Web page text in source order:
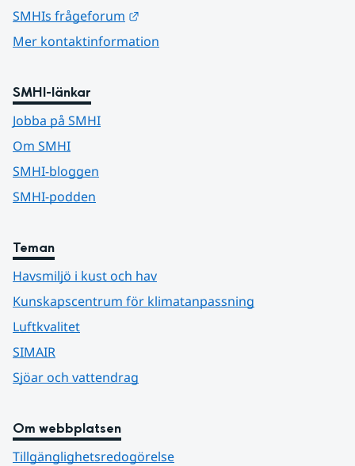
SMHIs frågeforum
Mer kontaktinformation
SMHI-länkar
Jobba på SMHI
Om SMHI
SMHI-bloggen
SMHI-podden
Teman
Havsmiljö i kust och hav
Kunskapscentrum för klimatanpassning
Luftkvalitet
SIMAIR
Sjöar och vattendrag
Om webbplatsen
Tillgänglighetsredogörelse